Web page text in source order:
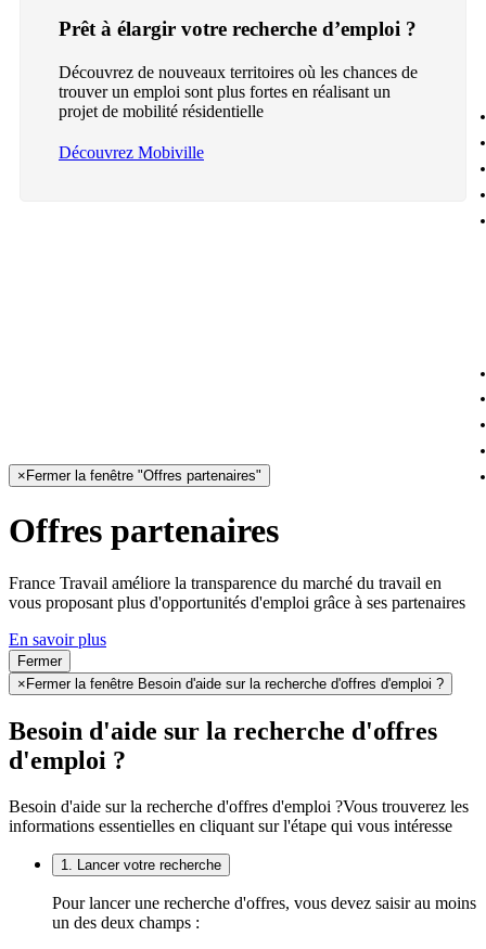
Prêt à élargir votre recherche d’emploi ?
Découvrez de nouveaux territoires où les chances de
trouver un emploi sont plus fortes en réalisant un
projet de mobilité résidentielle
Découvrez Mobiville
× Fermer la fenêtre "Offres partenaires"
Offres partenaires
France Travail améliore la transparence du marché du travail en
vous proposant plus d'opportunités d'emploi grâce à ses partenaires
En savoir plus
Fermer
× Fermer la fenêtre Besoin d'aide sur la recherche d'offres d'emploi ?
Besoin d'aide sur la recherche d'offres
d'emploi ?
Besoin d'aide sur la recherche d'offres d'emploi ?Vous trouverez les
informations essentielles en cliquant sur l'étape qui vous intéresse
1. Lancer votre recherche
Pour lancer une recherche d'offres, vous devez saisir au moins
un des deux champs :